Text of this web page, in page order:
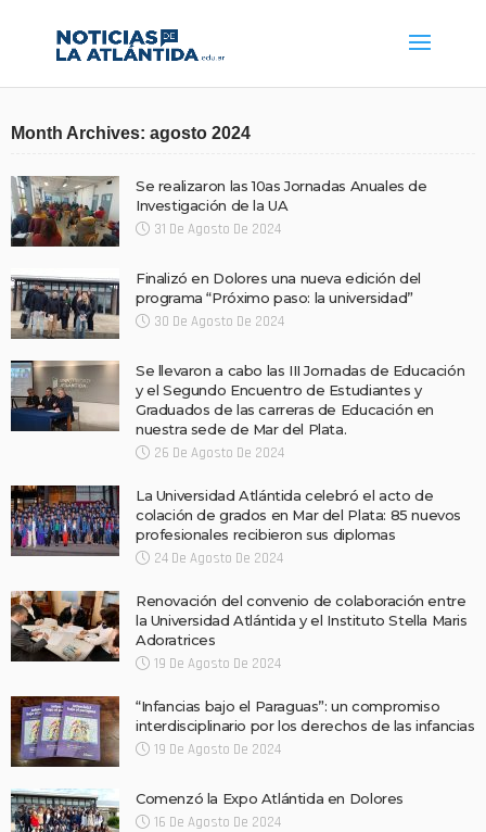
Month Archives: agosto 2024
Se realizaron las 10as Jornadas Anuales de
Investigación de la UA
31 De Agosto De 2024
Finalizó en Dolores una nueva edición del
programa “Próximo paso: la universidad”
30 De Agosto De 2024
Se llevaron a cabo las III Jornadas de Educación
y el Segundo Encuentro de Estudiantes y
Graduados de las carreras de Educación en
nuestra sede de Mar del Plata.
26 De Agosto De 2024
La Universidad Atlántida celebró el acto de
colación de grados en Mar del Plata: 85 nuevos
profesionales recibieron sus diplomas
24 De Agosto De 2024
Renovación del convenio de colaboración entre
la Universidad Atlántida y el Instituto Stella Maris
Adoratrices
19 De Agosto De 2024
“Infancias bajo el Paraguas”: un compromiso
interdisciplinario por los derechos de las infancias
19 De Agosto De 2024
Comenzó la Expo Atlántida en Dolores
16 De Agosto De 2024